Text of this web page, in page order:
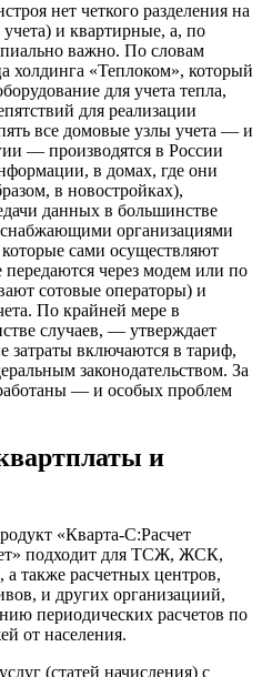
нет четкого разделения на
и квартирные, а, по
важно. По словам
холдинга «Теплоком», который
для учета тепла,
для реализации
все домовые узлы учета — и
— производятся в России
в домах, где они
в новостройках),
данных в большинстве
организациями
сами осуществляют
через модем или по
сотовые операторы) и
По крайней мере в
случаев, — утверждает
включаются в тариф,
законодательством. За
— и особых проблем
и
«Кварта-С:Расчет
подходит для ТСЖ, ЖСК,
также расчетных центров,
и других организациий,
периодических расчетов по
от населения.
(статей начисления) с